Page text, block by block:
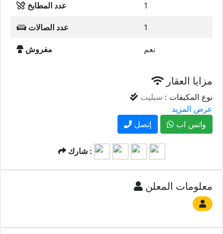
عدد المطابخ 1
عدد الصالات 1
مفروش نعم
مزايا العقار
نوع المكيفات : سبليت
عرض المزيد
إتصل
واتس اب
شارك :
معلومات المعلن